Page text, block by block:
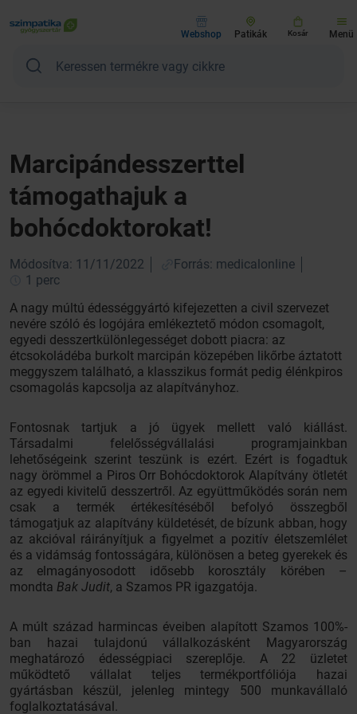
Webshop Patikák Kosár Menü
Marcipándesszerttel
támogathajuk a
bohócdoktorokat!
Módosítva: 11/11/2022
Forrás: medicalonline
1 perc
A nagy múltú édességgyártó kifejezetten a civil szervezet
nevére szóló és logójára emlékeztető módon csomagolt,
egyedi desszertkülönlegességet dobott piacra: az
étcsokoládéba burkolt marcipán közepében likőrbe áztatott
meggyszem található, a klasszikus formát pedig élénkpiros
csomagolás kapcsolja az alapítványhoz.
Fontosnak tartjuk a jó ügyek mellett való kiállást.
Társadalmi felelősségvállalási programjainkban
lehetőségeink szerint teszünk is ezért. Ezért is fogadtuk
nagy örömmel a Piros Orr Bohócdoktorok Alapítvány ötletét
az egyedi kivitelű desszertről. Az együttműködés során nem
csak a termék értékesítéséből befolyó összegből
támogatjuk az alapítvány küldetését, de bízunk abban, hogy
az akcióval ráirányítjuk a figyelmet a pozitív életszemlélet
és a vidámság fontosságára, különösen a beteg gyerekek és
az elmagányosodott idősebb korosztály körében –
mondta Bak Judit, a Szamos PR igazgatója.
A múlt század harmincas éveiben alapított Szamos 100%-
ban hazai tulajdonú vállalkozásként Magyarország
meghatározó édességpiaci szereplője. A 22 üzletet
működtető vállalat teljes termékportfóliója hazai
gyártásban készül, jelenleg mintegy 500 munkavállaló
foglalkoztatásával.